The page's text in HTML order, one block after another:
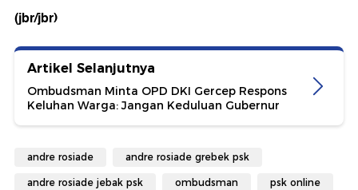
(jbr/jbr)
Artikel Selanjutnya
Ombudsman Minta OPD DKI Gercep Respons
Keluhan Warga: Jangan Keduluan Gubernur
andre rosiade andre rosiade grebek psk
andre rosiade jebak psk ombudsman psk online